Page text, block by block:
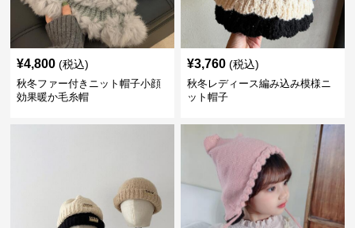
¥4,800 (税込)
秋冬ファー付きニット帽子小顔
効果暖か毛糸帽
¥3,760 (税込)
秋冬レディース編み込み模様ニ
ット帽子